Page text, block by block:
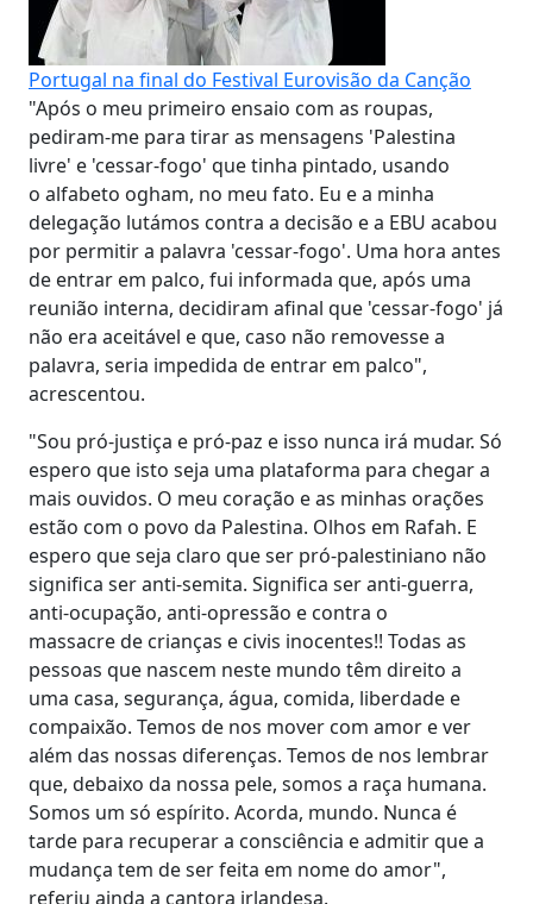
Portugal na final do Festival Eurovisão da Canção
"Após o meu primeiro ensaio com as roupas,
pediram-me para tirar as mensagens 'Palestina
livre' e 'cessar-fogo' que tinha pintado, usando
o alfabeto ogham, no meu fato. Eu e a minha
delegação lutámos contra a decisão e a EBU acabou
por permitir a palavra 'cessar-fogo'. Uma hora antes
de entrar em palco, fui informada que, após uma
reunião interna, decidiram afinal que 'cessar-fogo' já
não era aceitável e que, caso não removesse a
palavra, seria impedida de entrar em palco",
acrescentou.
"Sou pró-justiça e pró-paz e isso nunca irá mudar. Só
espero que isto seja uma plataforma para chegar a
mais ouvidos. O meu coração e as minhas orações
estão com o povo da Palestina. Olhos em Rafah. E
espero que seja claro que ser pró-palestiniano não
significa ser anti-semita. Significa ser anti-guerra,
anti-ocupação, anti-opressão e contra o
massacre de crianças e civis inocentes!! Todas as
pessoas que nascem neste mundo têm direito a
uma casa, segurança, água, comida, liberdade e
compaixão. Temos de nos mover com amor e ver
além das nossas diferenças. Temos de nos lembrar
que, debaixo da nossa pele, somos a raça humana.
Somos um só espírito. Acorda, mundo. Nunca é
tarde para recuperar a consciência e admitir que a
mudança tem de ser feita em nome do amor",
referiu ainda a cantora irlandesa.